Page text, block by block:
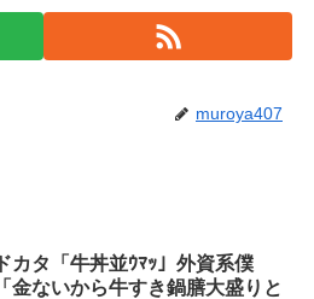
muroya407
ドカタ「牛丼並ｳﾏｯ」外資系僕
「金ないから牛すき鍋膳大盛りと